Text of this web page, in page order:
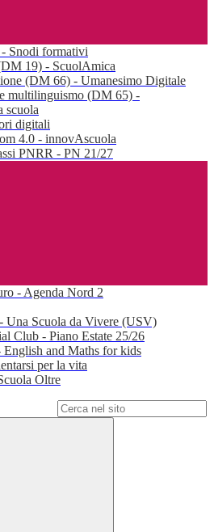
Snodi formativi
19) - ScuolAmica
(DM 66) - Umanesimo Digitale
multilinguismo (DM 65) -
scuola
digitali
4.0 - innovAscuola
PNRR - PN 21/27
- Agenda Nord 2
Una Scuola da Vivere (USV)
Club - Piano Estate 25/26
and Maths for kids
per la vita
Oltre